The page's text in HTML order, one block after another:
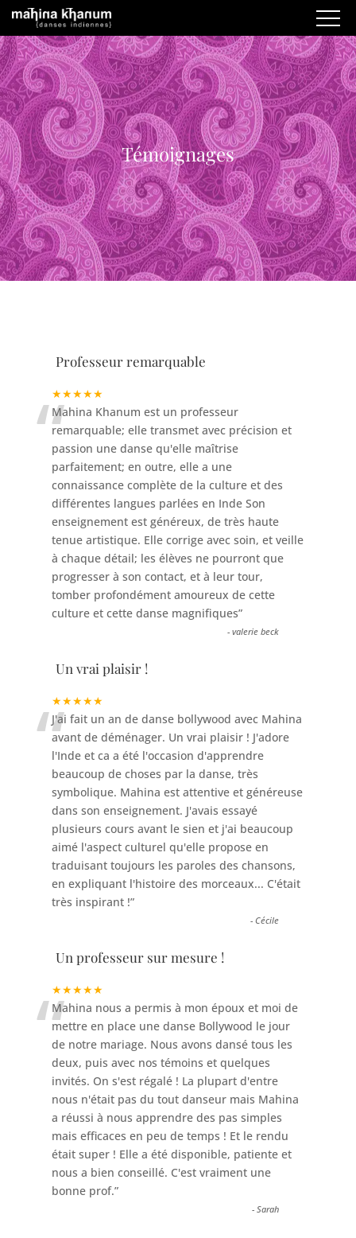
Témoignages
Professeur remarquable
★★★★★
“Mahina Khanum est un professeur
remarquable; elle transmet avec précision et
passion une danse qu'elle maîtrise
parfaitement; en outre, elle a une
connaissance complète de la culture et des
différentes langues parlées en Inde Son
enseignement est généreux, de très haute
tenue artistique. Elle corrige avec soin, et veille
à chaque détail; les élèves ne pourront que
progresser à son contact, et à leur tour,
tomber profondément amoureux de cette
culture et cette danse magnifiques”
-valerie beck
Un vrai plaisir !
★★★★★
“J'ai fait un an de danse bollywood avec Mahina
avant de déménager. Un vrai plaisir ! J'adore
l'Inde et ca a été l'occasion d'apprendre
beaucoup de choses par la danse, très
symbolique. Mahina est attentive et généreuse
dans son enseignement. J'avais essayé
plusieurs cours avant le sien et j'ai beaucoup
aimé l'aspect culturel qu'elle propose en
traduisant toujours les paroles des chansons,
en expliquant l'histoire des morceaux... C'était
très inspirant !”
-Cécile
Un professeur sur mesure !
★★★★★
“Mahina nous a permis à mon époux et moi de
mettre en place une danse Bollywood le jour
de notre mariage. Nous avons dansé tous les
deux, puis avec nos témoins et quelques
invités. On s'est régalé ! La plupart d'entre
nous n'était pas du tout danseur mais Mahina
a réussi à nous apprendre des pas simples
mais efficaces en peu de temps ! Et le rendu
était super ! Elle a été disponible, patiente et
nous a bien conseillé. C'est vraiment une
bonne prof.”
-Sarah